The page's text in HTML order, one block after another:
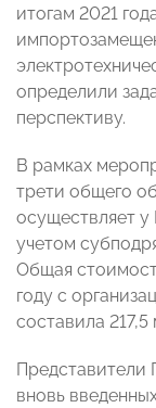
итогам 2021
определили
перспективу.
В рамках
трети общего
осуществляет у
учетом
Общая
году с
составила
Представители
вновь